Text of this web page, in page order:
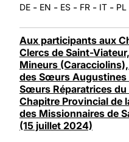
DE - EN - ES - FR - IT - PL
Aux participants aux
Clercs de Saint-
Mineurs
des Sœurs
Sœurs Réparatrices
Chapitre Provincial de
des Missionnaires de
(15 juillet 2024)